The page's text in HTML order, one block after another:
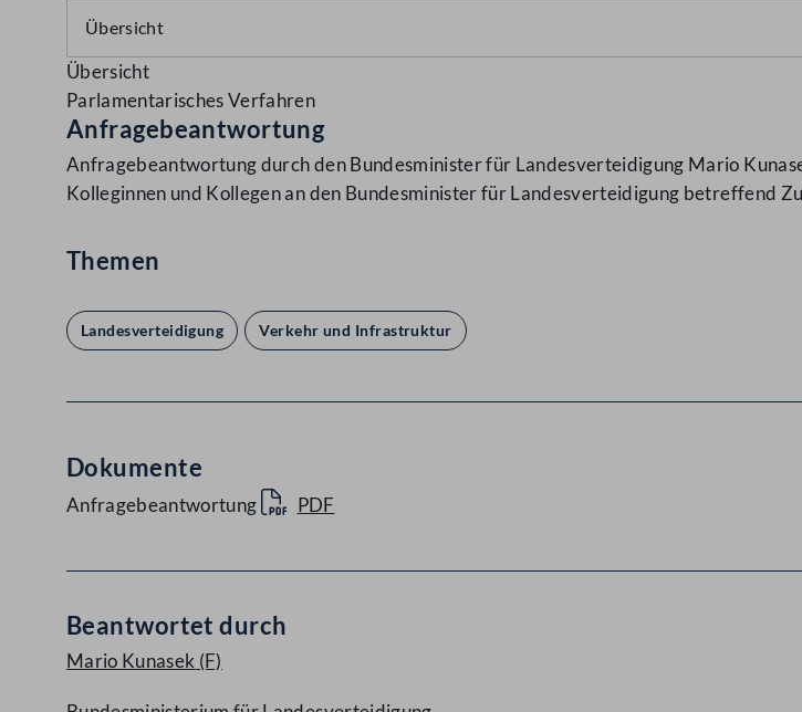
Übersicht
Parlamentarisches Verfahren
Anfragebeantwortung
Anfragebeantwortung durch den Bundesminister für Landesverteidigung Mario
Kolleginnen und Kollegen an den Bundesminister für Landesverteidigung betreffend
Themen
Landesverteidigung Verkehr und Infrastruktur
Dokumente
Anfragebeantwortung PDF
Beantwortet durch
Mario Kunasek (F)